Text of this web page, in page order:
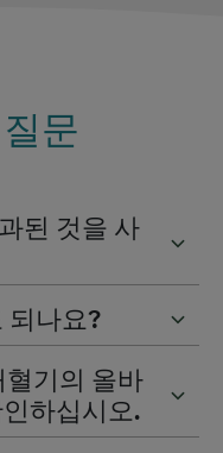
문
된 것을 사
되나요?
기의 올바
하십시오.